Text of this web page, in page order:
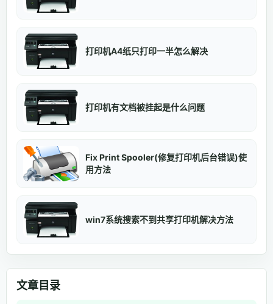
打印机A4纸只打印一半怎么解决
打印机有文档被挂起是什么问题
Fix Print Spooler(修复打印机后台错误)使
用方法
win7系统搜索不到共享打印机解决方法
文章目录